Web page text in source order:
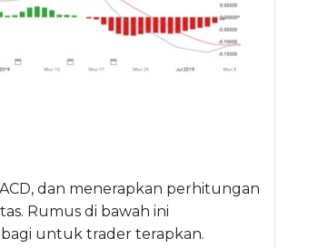
dan menerapkan perhitungan
Rumus di bawah ini
untuk trader terapkan.